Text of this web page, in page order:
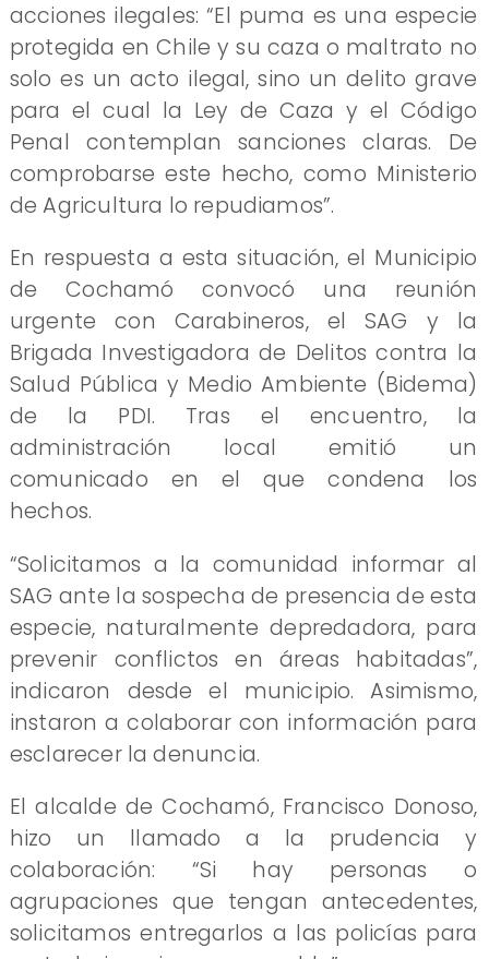
acciones ilegales: “El puma es una especie
protegida en Chile y su caza o maltrato no
solo es un acto ilegal, sino un delito grave
para el cual la Ley de Caza y el Código
Penal contemplan sanciones claras. De
comprobarse este hecho, como Ministerio
de Agricultura lo repudiamos”.
En respuesta a esta situación, el Municipio
de Cochamó convocó una reunión
urgente con Carabineros, el SAG y la
Brigada Investigadora de Delitos contra la
Salud Pública y Medio Ambiente (Bidema)
de la PDI. Tras el encuentro, la
administración local emitió un
comunicado en el que condena los
hechos.
“Solicitamos a la comunidad informar al
SAG ante la sospecha de presencia de esta
especie, naturalmente depredadora, para
prevenir conflictos en áreas habitadas”,
indicaron desde el municipio. Asimismo,
instaron a colaborar con información para
esclarecer la denuncia.
El alcalde de Cochamó, Francisco Donoso,
hizo un llamado a la prudencia y
colaboración: “Si hay personas o
agrupaciones que tengan antecedentes,
solicitamos entregarlos a las policías para